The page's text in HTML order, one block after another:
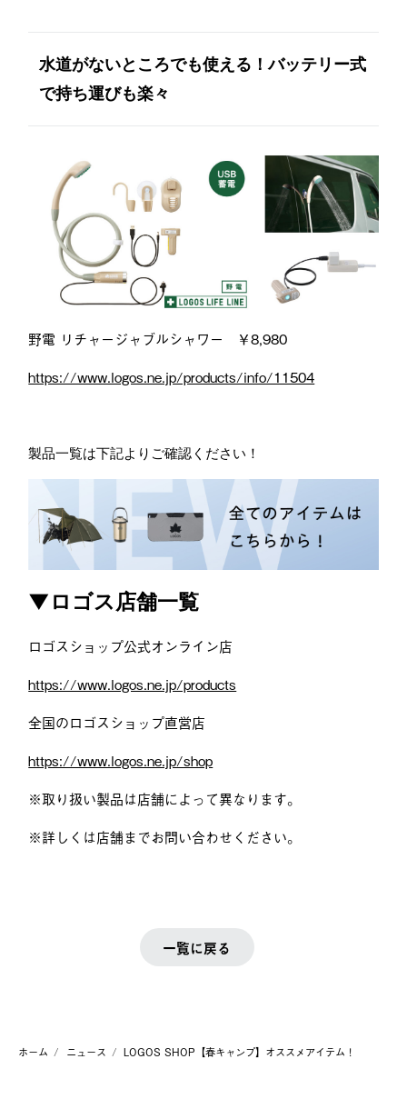
水道がないところでも使える！バッテリー式
で持ち運びも楽々
野電 リチャージャブルシャワー ￥8,980
https://www.logos.ne.jp/products/info/11504
製品一覧は下記よりご確認ください！
▼ロゴス店舗一覧
ロゴスショップ公式オンライン店
https://www.logos.ne.jp/products
全国のロゴスショップ直営店
https://www.logos.ne.jp/shop
※取り扱い製品は店舗によって異なります。
※詳しくは店舗までお問い合わせください。
一覧に戻る
ホーム ニュース LOGOS SHOP【春キャンプ】オススメアイテム！